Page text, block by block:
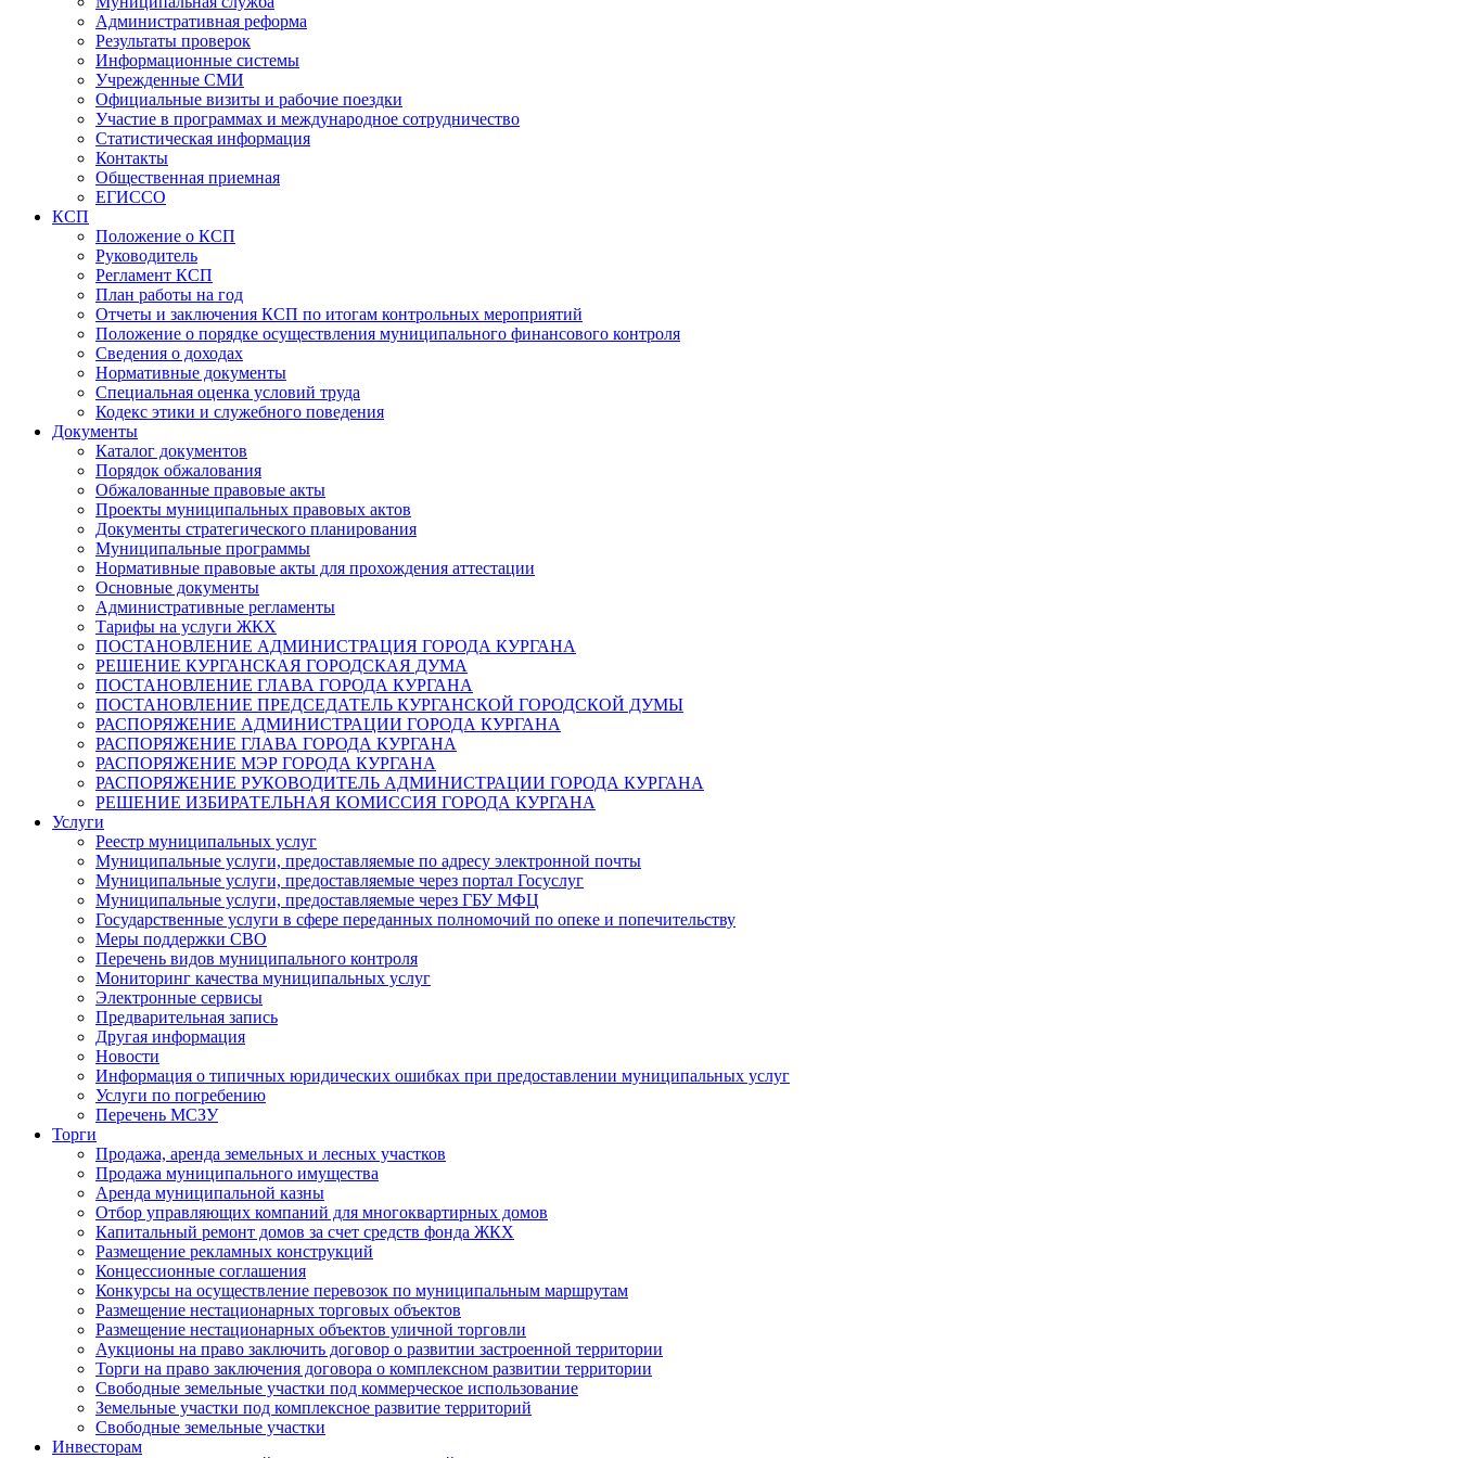
Административная реформа
Результаты проверок
Информационные системы
Учрежденные СМИ
Официальные визиты и рабочие поездки
Участие в программах и международное сотрудничество
Статистическая информация
Контакты
Общественная приемная
ЕГИССО
КСП
Положение о КСП
Руководитель
Регламент КСП
План работы на год
Отчеты и заключения КСП по итогам контрольных мероприятий
Положение о порядке осуществления муниципального финансового контроля
Сведения о доходах
Нормативные документы
Специальная оценка условий труда
Кодекс этики и служебного поведения
Документы
Каталог документов
Порядок обжалования
Обжалованные правовые акты
Проекты муниципальных правовых актов
Документы стратегического планирования
Муниципальные программы
Нормативные правовые акты для прохождения аттестации
Основные документы
Административные регламенты
Тарифы на услуги ЖКХ
ПОСТАНОВЛЕНИЕ АДМИНИСТРАЦИЯ ГОРОДА КУРГАНА
РЕШЕНИЕ КУРГАНСКАЯ ГОРОДСКАЯ ДУМА
ПОСТАНОВЛЕНИЕ ГЛАВА ГОРОДА КУРГАНА
ПОСТАНОВЛЕНИЕ ПРЕДСЕДАТЕЛЬ КУРГАНСКОЙ ГОРОДСКОЙ ДУМЫ
РАСПОРЯЖЕНИЕ АДМИНИСТРАЦИИ ГОРОДА КУРГАНА
РАСПОРЯЖЕНИЕ ГЛАВА ГОРОДА КУРГАНА
РАСПОРЯЖЕНИЕ МЭР ГОРОДА КУРГАНА
РАСПОРЯЖЕНИЕ РУКОВОДИТЕЛЬ АДМИНИСТРАЦИИ ГОРОДА КУРГАНА
РЕШЕНИЕ ИЗБИРАТЕЛЬНАЯ КОМИССИЯ ГОРОДА КУРГАНА
Услуги
Реестр муниципальных услуг
Муниципальные услуги, предоставляемые по адресу электронной почты
Муниципальные услуги, предоставляемые через портал Госуслуг
Муниципальные услуги, предоставляемые через ГБУ МФЦ
Государственные услуги в сфере переданных полномочий по опеке и попечительству
Меры поддержки СВО
Перечень видов муниципального контроля
Мониторинг качества муниципальных услуг
Электронные сервисы
Предварительная запись
Другая информация
Новости
Информация о типичных юридических ошибках при предоставлении муниципальных услуг
Услуги по погребению
Перечень МСЗУ
Торги
Продажа, аренда земельных и лесных участков
Продажа муниципального имущества
Аренда муниципальной казны
Отбор управляющих компаний для многоквартирных домов
Капитальный ремонт домов за счет средств фонда ЖКХ
Размещение рекламных конструкций
Концессионные соглашения
Конкурсы на осуществление перевозок по муниципальным маршрутам
Размещение нестационарных торговых объектов
Размещение нестационарных объектов уличной торговли
Аукционы на право заключить договор о развитии застроенной территории
Торги на право заключения договора о комплексном развитии территории
Свободные земельные участки под коммерческое использование
Земельные участки под комплексное развитие территорий
Свободные земельные участки
Инвесторам